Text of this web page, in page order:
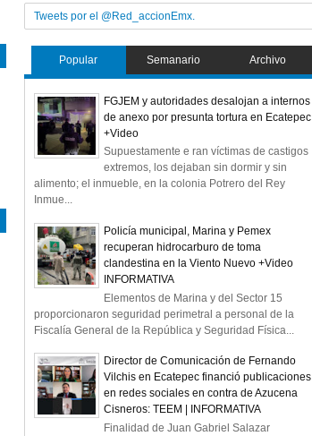
Tweets por el @Red_accionEmx.
Popular Semanario Archivo
FGJEM y autoridades desalojan a internos
de anexo por presunta tortura en Ecatepec
+Video
Supuestamente e ran víctimas de castigos
extremos, los dejaban sin dormir y sin
alimento; el inmueble, en la colonia Potrero del Rey
Inmue...
Policía municipal, Marina y Pemex
recuperan hidrocarburo de toma
clandestina en la Viento Nuevo +Video
INFORMATIVA
Elementos de Marina y del Sector 15
proporcionaron seguridad perimetral a personal de la
Fiscalía General de la República y Seguridad Física...
Director de Comunicación de Fernando
Vilchis en Ecatepec financió publicaciones
en redes sociales en contra de Azucena
Cisneros: TEEM | INFORMATIVA
Finalidad de Juan Gabriel Salazar